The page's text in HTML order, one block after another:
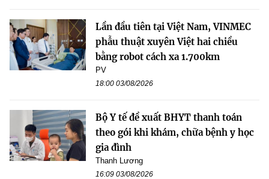
Lần đầu tiên tại Việt Nam, VINMEC
phẫu thuật xuyên Việt hai chiều
bằng robot cách xa 1.700km
PV
18:00 03/08/2026
Bộ Y tế đề xuất BHYT thanh toán
theo gói khi khám, chữa bệnh y học
gia đình
Thanh Lương
16:09 03/08/2026